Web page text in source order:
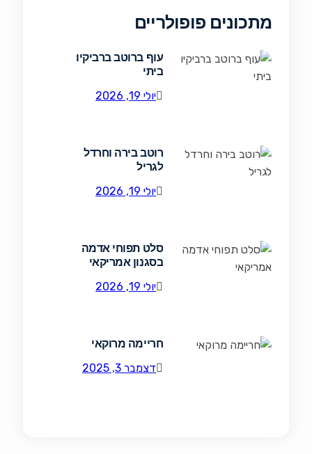
מתכונים פופולריים
עוף ברוטב ברביקיו
ביתי
יולי 19, 2026
רוטב בירה וחרדל
לגריל
יולי 19, 2026
סלט תפוחי אדמה
בסגנון אמריקאי
יולי 19, 2026
חריימה מרוקאי
דצמבר 3, 2025